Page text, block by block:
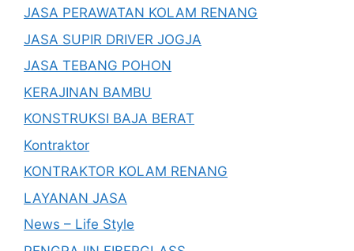
JASA PERAWATAN KOLAM RENANG
JASA SUPIR DRIVER JOGJA
JASA TEBANG POHON
KERAJINAN BAMBU
KONSTRUKSI BAJA BERAT
Kontraktor
KONTRAKTOR KOLAM RENANG
LAYANAN JASA
News – Life Style